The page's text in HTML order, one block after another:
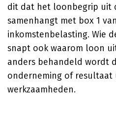
dit dat het loonbegrip uit
samenhangt met box 1
inkomstenbelasting. Wie
snapt ook waarom loon
anders behandeld wordt
onderneming of resultaat
werkzaamheden.